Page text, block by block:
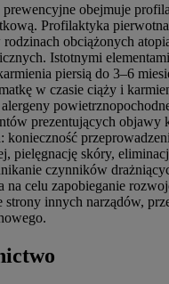
prewencyjne obejmuje
Profilaktyka
rodzinach obciążonych
Istotnymi
piersią do 3–6
w czasie ciąży i
prezentujących objawy
konieczność
pielęgnację skóry,
czynników
na celu zapobieganie
strony innych narządów,